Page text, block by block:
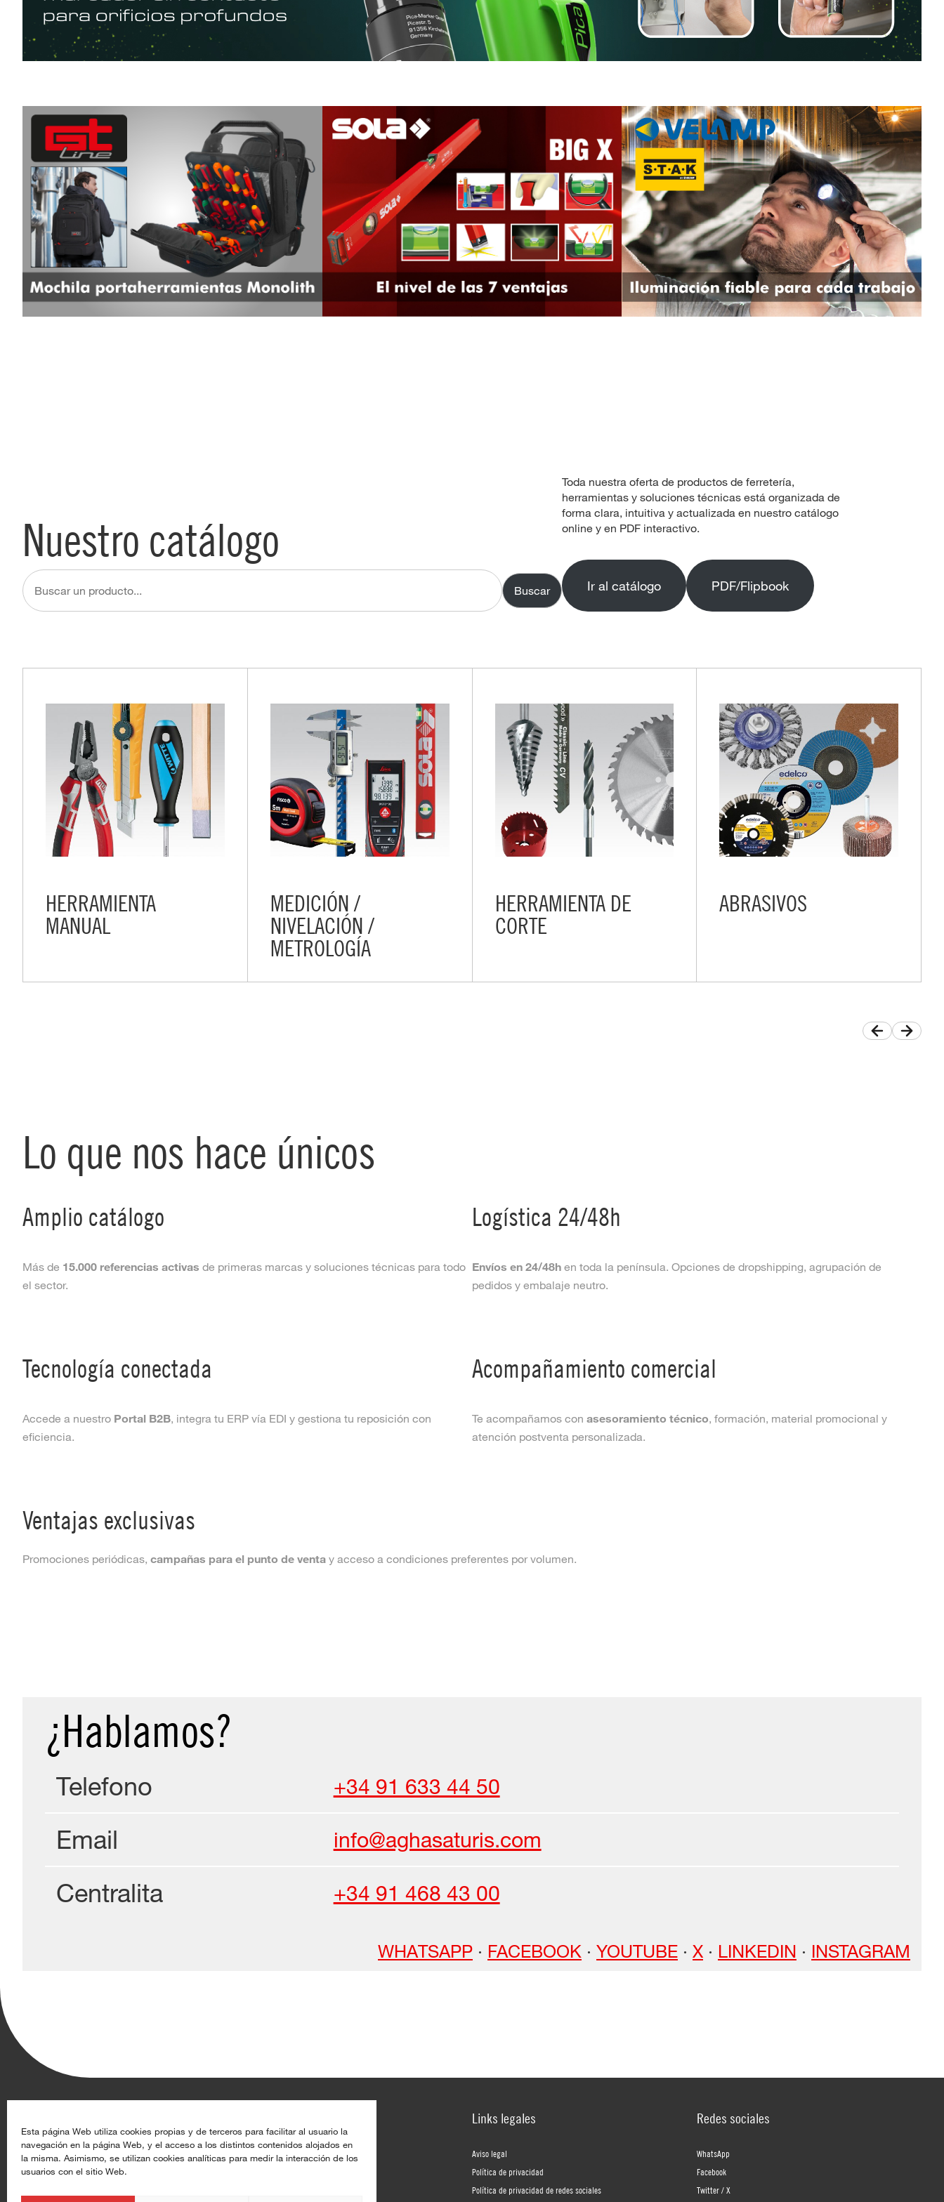
Esta página Web utiliza cookies propias y de terceros para facilitar al usuario la
navegación en la página Web, y el acceso a los distintos contenidos alojados en
la misma. Asimismo, se utilizan cookies analíticas para medir la interacción de los
usuarios con el sitio Web.
Nuestro catálogo
Buscar
Toda nuestra oferta de productos de ferretería,
herramientas y soluciones técnicas está organizada de
forma clara, intuitiva y actualizada en nuestro catálogo
online y en PDF interactivo.
Ir al catálogo PDF/Flipbook
HERRAMIENTA
MANUAL
MEDICIÓN /
NIVELACIÓN /
METROLOGÍA
HERRAMIENTA DE
CORTE
ABRASIVOS
Lo que nos hace únicos
Amplio catálogo
Más de 15.000 referencias activas de primeras marcas y soluciones técnicas para todo
el sector.
Logística 24/48h
Envíos en 24/48h en toda la península. Opciones de dropshipping, agrupación de
pedidos y embalaje neutro.
Tecnología conectada
Accede a nuestro Portal B2B, integra tu ERP vía EDI y gestiona tu reposición con
eficiencia.
Acompañamiento comercial
Te acompañamos con asesoramiento técnico, formación, material promocional y
atención postventa personalizada.
Ventajas exclusivas
Promociones periódicas, campañas para el punto de venta y acceso a condiciones preferentes por volumen.
¿Hablamos?
Telefono +34 91 633 44 50
Email info@aghasaturis.com
Centralita +34 91 468 43 00
WHATSAPP · FACEBOOK · YOUTUBE · X · LINKEDIN · INSTAGRAM
Calle de Rey Pastor 17, 28914 Leganés (Madrid)
+34 91 633 44 50
Datoproducto
Links legales
Aviso legal
Política de privacidad
Política de privacidad de redes sociales
Redes sociales
WhatsApp
Facebook
Twitter / X